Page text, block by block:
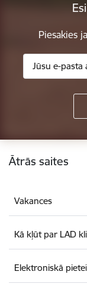
Piesakies
Kājene
Ātrās saites
Vakances
Kā kļūt par LAD
Elektroniskā